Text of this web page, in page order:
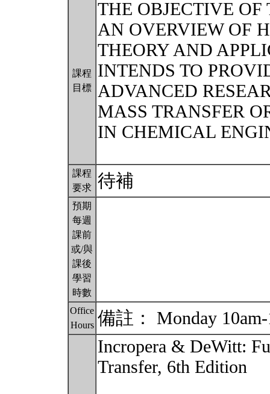
課程
目標
THE OBJECTIVE OF
AN OVERVIEW OF
THEORY AND
INTENDS TO
ADVANCED
MASS TRANSFER
IN CHEMICAL
課程
要求 待補
預期
每週
課前
或/與
課後
學習
時數
Office
Hours 備註： Monday
Incropera & DeWitt:
Transfer, 6th Edition